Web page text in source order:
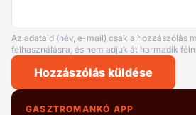
Az adataid (név, e-mail) csak a hozzászólás
felhasználásra, és nem adjuk át harmadik
Hozzászólás küldése
GASZTROMANKÓ APP